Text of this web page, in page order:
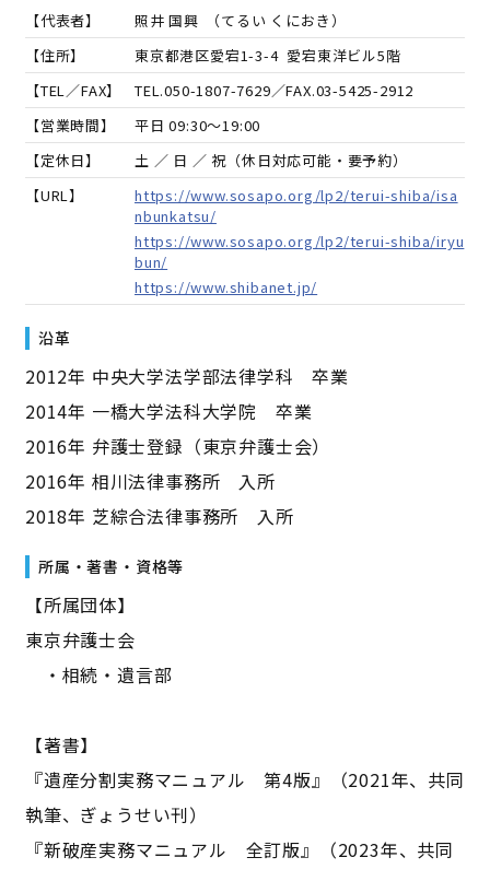
【代表者】 照井 国興 （てるい くにおき）
【住所】
東京都港区愛宕1-3-4 愛宕東洋ビル5階
【TEL／FAX】
TEL.050-1807-7629／FAX.03-5425-2912
【営業時間】
平日 09:30～19:00
【定休日】
土 ／ 日 ／ 祝（休日対応可能・要予約）
【URL】
https://www.sosapo.org/lp2/terui-shiba/isa
nbunkatsu/
https://www.sosapo.org/lp2/terui-shiba/iryu
bun/
https://www.shibanet.jp/
沿革
2012年 中央大学法学部法律学科 卒業
2014年 一橋大学法科大学院 卒業
2016年 弁護士登録（東京弁護士会）
2016年 相川法律事務所 入所
2018年 芝綜合法律事務所 入所
所属・著書・資格等
【所属団体】
東京弁護士会
・相続・遺言部
【著書】
『遺産分割実務マニュアル 第4版』（2021年、共同
執筆、ぎょうせい刊）
『新破産実務マニュアル 全訂版』（2023年、共同